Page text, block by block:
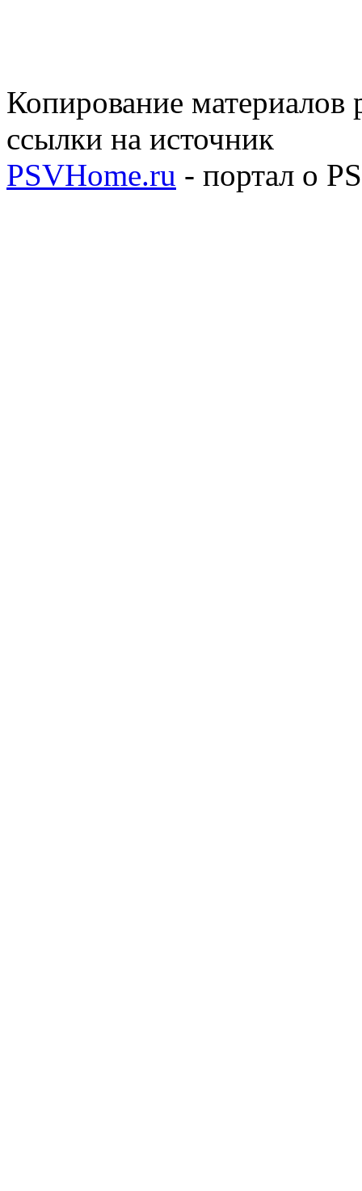
Копирование материалов
ссылки на источник
PSVHome.ru - портал о